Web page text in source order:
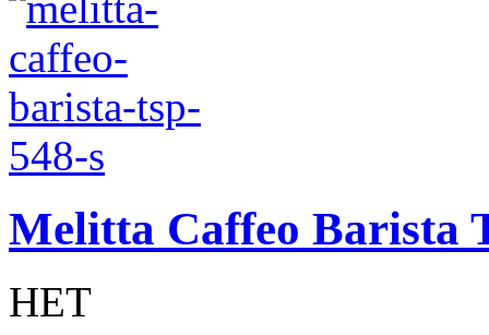
Melitta Caffeo Barista
НЕТ